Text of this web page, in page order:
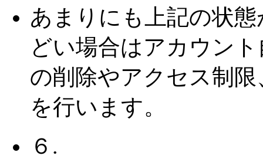
あまりにも上記の状態
どい場合はアカウント
の削除やアクセス制限
を行います。
６.